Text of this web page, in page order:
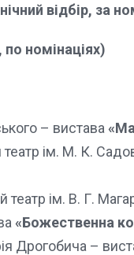
відбір, за
номінаціях)
– вистава
ім. М. К.
ім. В. Г.
«Божественна
Дрогобича –